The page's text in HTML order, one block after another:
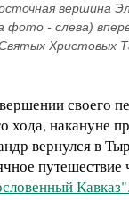
вершина
фото - слева)
Христовых
своего
хода, накануне
вернулся в
путешествие
Кавказ".